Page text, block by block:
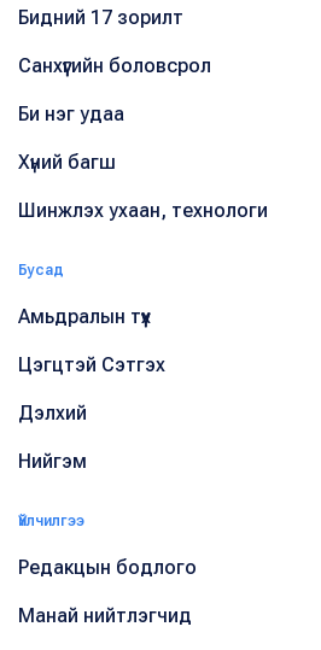
Бидний 17 зорилт
Санхүүгийн боловсрол
Би нэг удаа
Хүний багш
Шинжлэх ухаан, технологи
Бусад
Амьдралын түүх
Цэгцтэй Сэтгэх
Дэлхий
Нийгэм
Үйлчилгээ
Редакцын бодлого
Манай нийтлэгчид